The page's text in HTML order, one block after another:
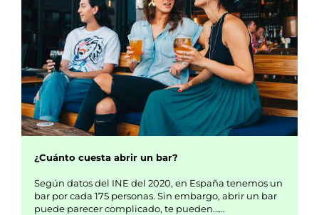
¿Cuánto cuesta abrir un bar?
Según datos del INE del 2020, en España tenemos un
bar por cada 175 personas. Sin embargo, abrir un bar
puede parecer complicado, te pueden……